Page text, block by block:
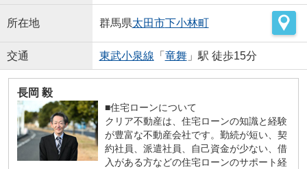
所在地 群馬県太田市下小林町
交通 東武小泉線 「 竜舞」駅 徒歩15分
長岡 毅
■住宅ローンについて
クリア不動産は、住宅ローンの知識と経験
が豊富な不動産会社です。勤続が短い、契
約社員、派遣社員、自己資金が少ない、借
入がある方などの住宅ローンのサポート経